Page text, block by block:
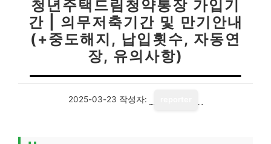
청년주택드림청약통장 가입기
간 | 의무저축기간 및 만기안내
(+중도해지, 납입횟수, 자동연
장, 유의사항)
2025-03-23 작성자: